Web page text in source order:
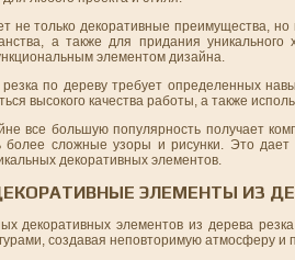
не только декоративные преимущества,
а также для придания
элементом дизайна.
по дереву требует определенных
высокого качества работы, а также
все большую популярность получает
более сложные узоры и рисунки. Это
декоративных элементов.
ЭЛЕМЕНТЫ ИЗ
декоративных элементов из дерева
создавая неповторимую атмосферу